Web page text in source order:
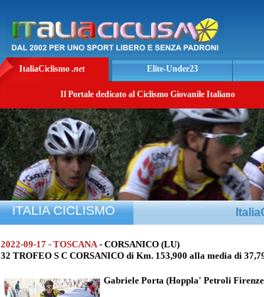
ItaliaCiclismo .net Elite-Under23
Il Portale dedicato al Ciclismo Giovanile Italiano
ITALIA CICLISMO
2022-09-17 - TOSCANA - CORSANICO (LU)
32 TROFEO S C CORSANICO di Km. 153,900 alla media di
Gabriele Porta (Hoppla' Petroli